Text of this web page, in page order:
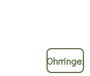
Ohrringe: